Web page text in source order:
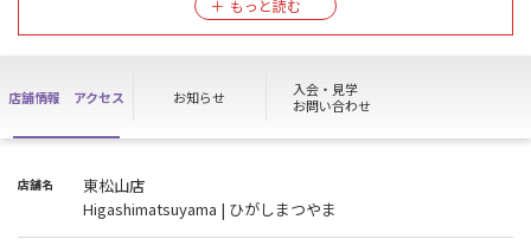
《２０２６年８月１８日（火）１９：００～２０２６年８月２４日
（月）１０：００迄｠
見学、入会、その他お問い合わせは８月２４日（月）１０：００～
順次対応させていただきます。
します。
店舗情報 アクセス お知らせ
入会・見学
お問い合わせ
店舗名
東松山店
Higashimatsuyama | ひがしまつやま